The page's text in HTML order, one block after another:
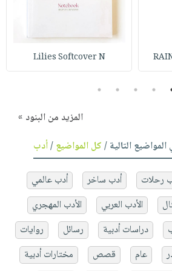
Lilies Softcover N
2
3
4
5
المزيد من البنود »
التالية /كل المواضيع/أدب
رحلات أدب ساخر
أدب عالمي
الأدب العربي
الأدب المهجري
دراسات أدبية رسائل
روايات
عام قصص
مختارات أدبية